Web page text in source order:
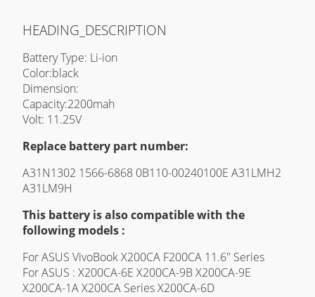
HEADING_DESCRIPTION
Battery Type: Li-ion
Color:black
Dimension:
Capacity:2200mah
Volt: 11.25V
Replace battery part number:
A31N1302 1566-6868 0B110-00240100E A31LMH2
A31LM9H
This battery is also compatible with the
following models :
For ASUS VivoBook X200CA F200CA 11.6" Series
For ASUS : X200CA-6E X200CA-9B X200CA-9E
X200CA-1A X200CA Series X200CA-6D